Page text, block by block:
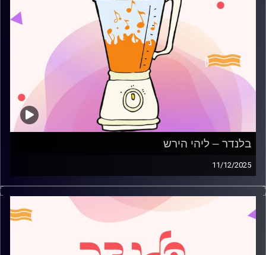
בלנדר – ליהי הירש
11/12/2025
מוזיקה רגועה לפתוח איתה את הבוקר בהגשת ליהי הירש.
קרדיט תמונות:
AudioVersity